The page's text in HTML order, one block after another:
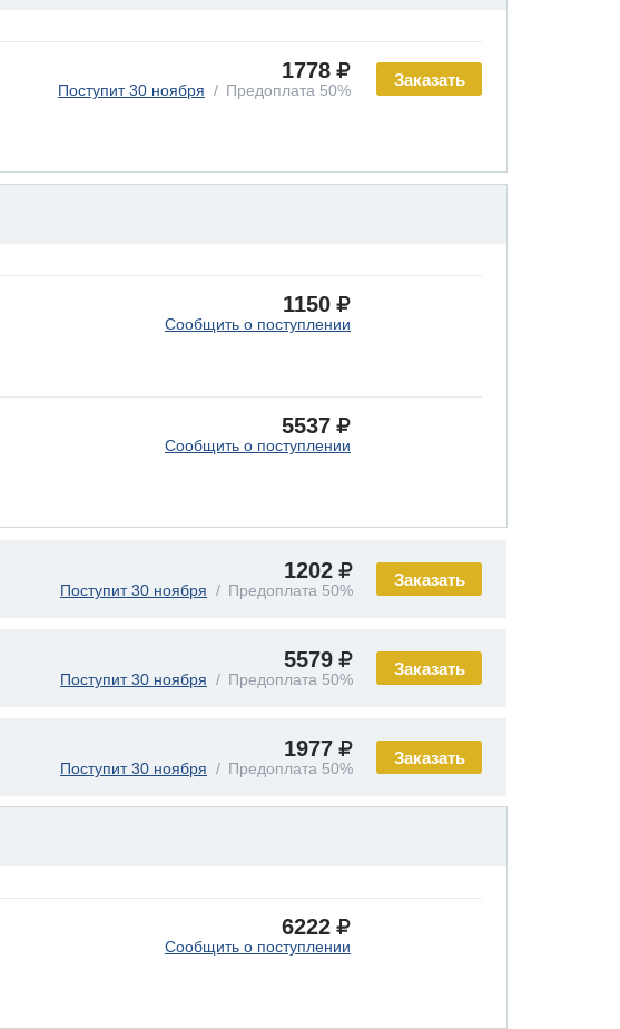
Заказать
1778
Поступит 30 ноября Предоплата 50%
1150
Сообщить о поступлении
5537
Сообщить о поступлении
Заказать
1202
Поступит 30 ноября Предоплата 50%
Заказать
5579
Поступит 30 ноября Предоплата 50%
Заказать
1977
Поступит 30 ноября Предоплата 50%
6222
Сообщить о поступлении